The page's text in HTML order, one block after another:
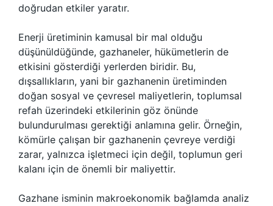
doğrudan etkiler yaratır.
Enerji üretiminin kamusal bir mal olduğu
düşünüldüğünde, gazhaneler, hükümetlerin de
etkisini gösterdiği yerlerden biridir. Bu,
dışsallıkların, yani bir gazhanenin üretiminden
doğan sosyal ve çevresel maliyetlerin, toplumsal
refah üzerindeki etkilerinin göz önünde
bulundurulması gerektiği anlamına gelir. Örneğin,
kömürle çalışan bir gazhanenin çevreye verdiği
zarar, yalnızca işletmeci için değil, toplumun geri
kalanı için de önemli bir maliyettir.
Gazhane isminin makroekonomik bağlamda analiz